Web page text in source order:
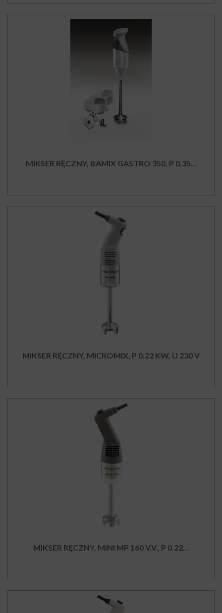
MIKSER RĘCZNY, BAMIX GASTRO 350, P 0.35...
MIKSER RĘCZNY, MICROMIX, P 0.22 KW, U 230 V
MIKSER RĘCZNY, MINI MP 160 V.V., P 0.22...